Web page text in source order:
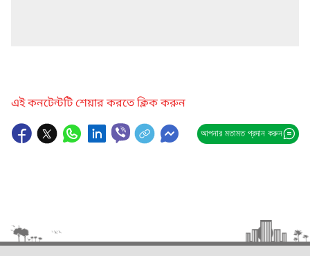
এই কনটেন্টটি শেয়ার করতে ক্লিক করুন
আপনার মতামত প্রদান করুন